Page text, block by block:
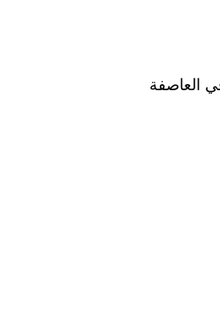
العاصفة